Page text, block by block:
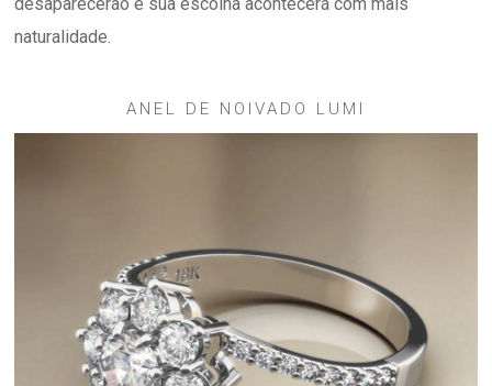
desaparecerão e sua escolha acontecerá com mais
naturalidade.
ANEL DE NOIVADO LUMI